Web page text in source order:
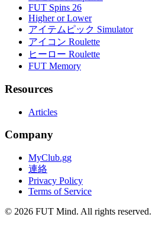
FUT Spins 26
Higher or Lower
アイテムピック Simulator
アイコン Roulette
ヒーロー Roulette
FUT Memory
Resources
Articles
Company
MyClub.gg
連絡
Privacy Policy
Terms of Service
© 2026 FUT Mind. All rights reserved.